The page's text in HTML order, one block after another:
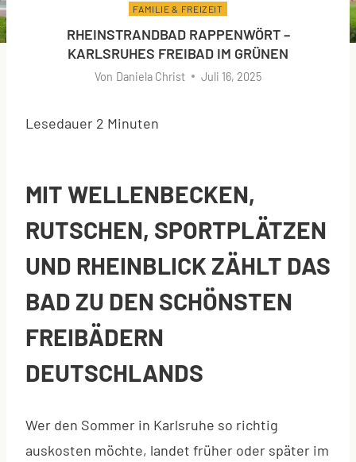
FAMILIE & FREIZEIT
RHEINSTRANDBAD RAPPENWÖRT –
KARLSRUHES FREIBAD IM GRÜNEN
Von Daniela Christ Juli 16, 2025
Lesedauer 2 Minuten
MIT WELLENBECKEN,
RUTSCHEN, SPORTPLÄTZEN
UND RHEINBLICK ZÄHLT DAS
BAD ZU DEN SCHÖNSTEN
FREIBÄDERN
DEUTSCHLANDS
Wer den Sommer in Karlsruhe so richtig
auskosten möchte, landet früher oder später im